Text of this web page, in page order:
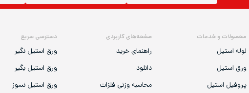
محصولات و خدمات
لوله استیل
ورق استیل
پروفیل استیل
صفحه‌های کاربردی
راهنمای خرید
دانلود
محاسبه وزنی فلزات
دسترسی سریع
ورق استیل نگیر
ورق استیل بگیر
ورق استیل نسوز